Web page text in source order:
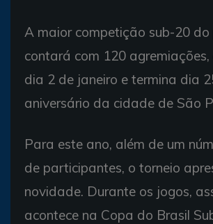
A maior competição sub-20 do
contará com 120 agremiações,
dia 2 de janeiro e termina dia
aniversário da cidade de São
Para este ano, além de um
de participantes, o torneio
novidade. Durante os jogos,
acontece na Copa do Brasil